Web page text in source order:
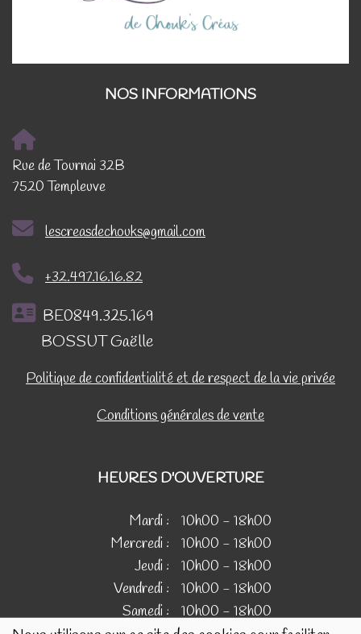
NOS INFORMATIONS
Rue de Tournai 32B
7520 Templeuve
lescreasdechouks@gmail.com
+32.497.16.16.82
BE0849.325.169
BOSSUT Gaëlle
Politique de confidentialité et de respect de la vie privée
Conditions générales de vente
HEURES D'OUVERTURE
Mardi :
10h00 - 18h00
Mercredi :
10h00 - 18h00
Jeudi :
10h00 - 18h00
Vendredi :
10h00 - 18h00
Samedi :
10h00 - 18h00